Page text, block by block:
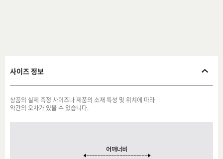
사이즈 정보
상품의 실제 측정 사이즈나 제품의 소재 특성 및 위치에 따라
약간의 오차가 있을 수 있습니다.